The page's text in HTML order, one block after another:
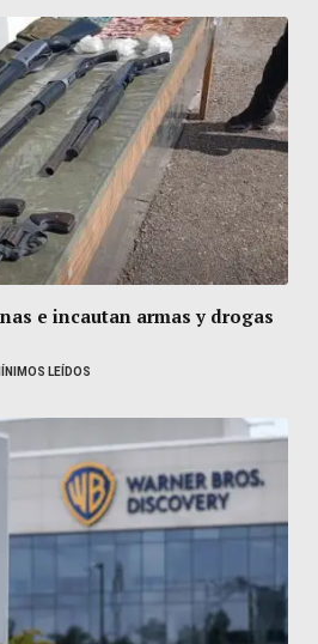
e incautan armas y drogas
LEÍDOS